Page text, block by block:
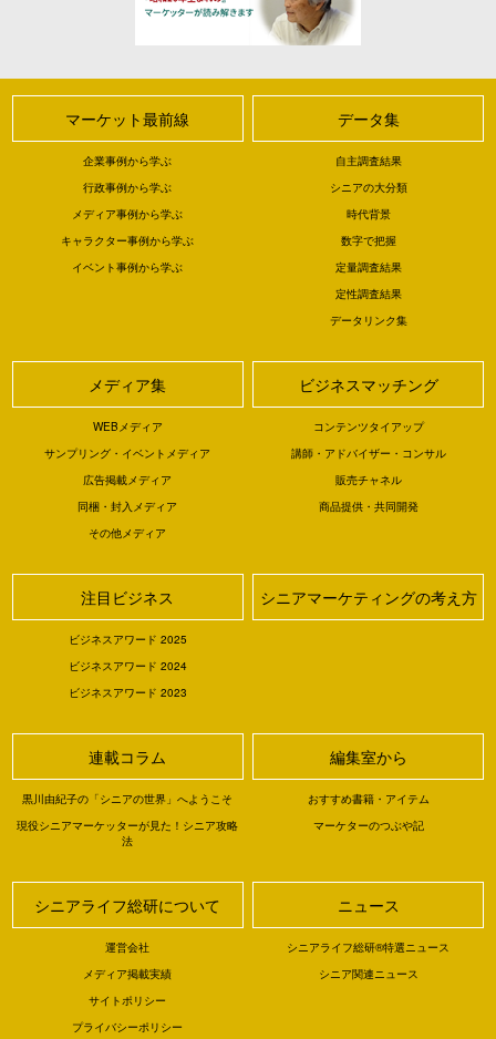
マーケット最前線
企業事例から学ぶ
行政事例から学ぶ
メディア事例から学ぶ
キャラクター事例から学ぶ
イベント事例から学ぶ
データ集
自主調査結果
シニアの大分類
時代背景
数字で把握
定量調査結果
定性調査結果
データリンク集
メディア集
WEBメディア
サンプリング・イベントメディア
広告掲載メディア
同梱・封入メディア
その他メディア
ビジネスマッチング
コンテンツタイアップ
講師・アドバイザー・コンサル
販売チャネル
商品提供・共同開発
注目ビジネス
ビジネスアワード 2025
ビジネスアワード 2024
ビジネスアワード 2023
シニアマーケティングの考え方
連載コラム
黒川由紀子の「シニアの世界」へようこそ
現役シニアマーケッターが見た！シニア攻略
法
編集室から
おすすめ書籍・アイテム
マーケターのつぶや記
シニアライフ総研について
運営会社
メディア掲載実績
サイトポリシー
プライバシーポリシー
ニュース
シニアライフ総研®特選ニュース
シニア関連ニュース